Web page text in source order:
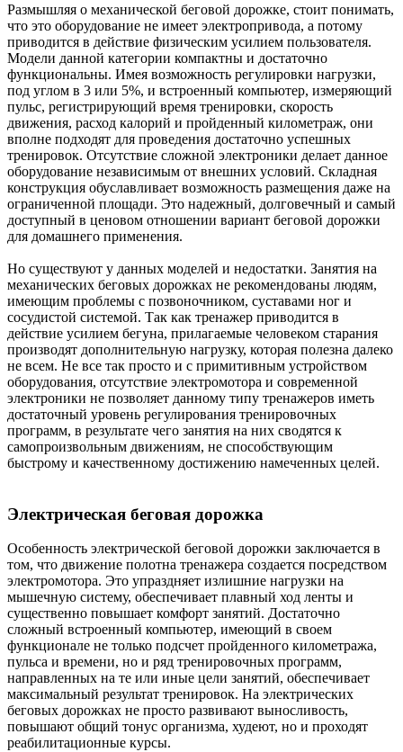
Размышляя о механической беговой дорожке, стоит понимать,
что это оборудование не имеет электропривода, а потому
приводится в действие физическим усилием пользователя.
Модели данной категории компактны и достаточно
функциональны. Имея возможность регулировки нагрузки,
под углом в 3 или 5%, и встроенный компьютер, измеряющий
пульс, регистрирующий время тренировки, скорость
движения, расход калорий и пройденный километраж, они
вполне подходят для проведения достаточно успешных
тренировок. Отсутствие сложной электроники делает данное
оборудование независимым от внешних условий. Складная
конструкция обуславливает возможность размещения даже на
ограниченной площади. Это надежный, долговечный и самый
доступный в ценовом отношении вариант беговой дорожки
для домашнего применения.
Но существуют у данных моделей и недостатки. Занятия на
механических беговых дорожках не рекомендованы людям,
имеющим проблемы с позвоночником, суставами ног и
сосудистой системой. Так как тренажер приводится в
действие усилием бегуна, прилагаемые человеком старания
производят дополнительную нагрузку, которая полезна далеко
не всем. Не все так просто и с примитивным устройством
оборудования, отсутствие электромотора и современной
электроники не позволяет данному типу тренажеров иметь
достаточный уровень регулирования тренировочных
программ, в результате чего занятия на них сводятся к
самопроизвольным движениям, не способствующим
быстрому и качественному достижению намеченных целей.
Электрическая беговая дорожка
Особенность электрической беговой дорожки заключается в
том, что движение полотна тренажера создается посредством
электромотора. Это упраздняет излишние нагрузки на
мышечную систему, обеспечивает плавный ход ленты и
существенно повышает комфорт занятий. Достаточно
сложный встроенный компьютер, имеющий в своем
функционале не только подсчет пройденного километража,
пульса и времени, но и ряд тренировочных программ,
направленных на те или иные цели занятий, обеспечивает
максимальный результат тренировок. На электрических
беговых дорожках не просто развивают выносливость,
повышают общий тонус организма, худеют, но и проходят
реабилитационные курсы.